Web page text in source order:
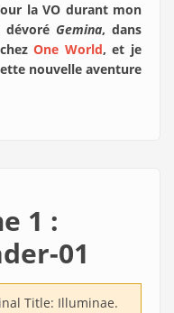
la VO durant mon
dévoré Gemina, dans
One World, et je
nouvelle aventure
1 :
01
Title: Illuminae.